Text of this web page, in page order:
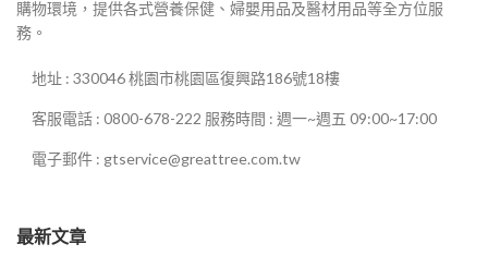
購物環境，提供各式營養保健、婦嬰用品及醫材用品等全方位服
務。
地址 : 330046 桃園市桃園區復興路186號18樓
客服電話 : 0800-678-222 服務時間 : 週一~週五 09:00~17:00
電子郵件 : gtservice@greattree.com.tw
最新文章